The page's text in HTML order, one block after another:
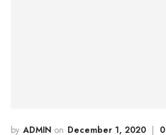
ADMIN December 1, 2020 0